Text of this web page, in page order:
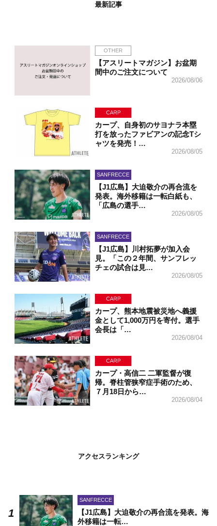
最新記事
OTHER
【アスリートマガジン】お盆期
間中のご注文について
2026/08/06
CARP
カープ、自身初のサヨナラ本塁
打を放ったファビアンの記念Tシ
ャツを発売！…
2026/08/05
SANFRECCE
【J1広島】大迫敬介の再合流を
発表。海外移籍は一転白紙も、
「広島の選手…
2026/08/05
SANFRECCE
【J1広島】川村拓夢が加入会
見。「この２年間、サンフレッ
チェの試合は見…
2026/08/05
CARP
カープ、熊本地震被災地へ義援
金として1,000万円を寄付。選手
会長は「…
2026/08/04
CARP
カープ・高信二 二軍監督が復
帰。脊柱管狭窄症手術のため、
７月18日から…
2026/08/04
アクセスランキング
SANFRECCE
【J1広島】大迫敬介の再合流を発表。海
外移籍は一転…